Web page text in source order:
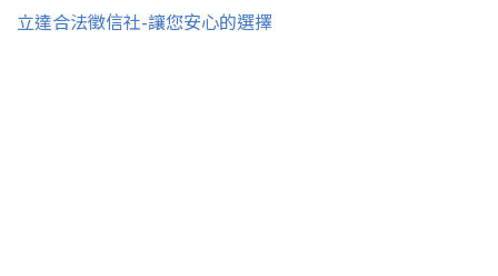
立達合法徵信社-讓您安心的選擇